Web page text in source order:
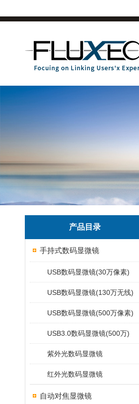
产品目录
手持式数码显微镜
USB数码显微镜(30万像素)
USB数码显微镜(130万无线)
USB数码显微镜(500万像素)
USB3.0数码显微镜(500万)
紫外光数码显微镜
红外光数码显微镜
自动对焦显微镜